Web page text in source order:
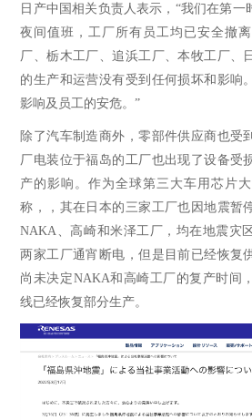
日产中国相关负责人表示， “我们在第一
夜间值班，工厂所有员工均已安全撤
厂、栃木工厂、追浜工厂、本牧工厂、
的生产和运营没有受到任何损坏和影响
影响及员工的安危。”
除了汽车制造商外，零部件供应商也受
厂电装位于福岛的工厂也出现了设备受
产的影响。作为全球第三大车用芯片
称，，其在日本的三家工厂也因地震暂
NAKA、高崎和米泽工厂，均在地震灾
两家工厂通宵断电，但是目前已经恢复
尚未决定NAKA和高崎工厂的复产时间
线已经恢复部分生产。